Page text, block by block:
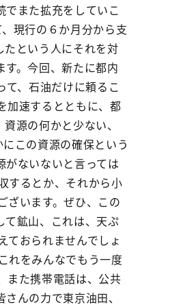
また拡充をしていこ
現行の６か月分から支
という人にそれを対
。今回、新たに都内
、石油だけに頼るこ
加速するとともに、都
源の何かと少ない、
この資源の確保という
がないないと言っては
するとか、それから小
ざいます。ぜひ、この
て鉱山、これは、天ぷ
ておられませんでしょ
れをみんなでもう一度
また携帯電話は、公共
んの力で東京油田、